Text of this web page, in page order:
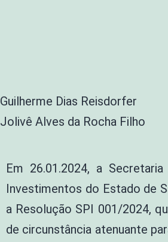
Guilherme Dias Reisdorfer
Jolivê Alves da Rocha Filho
Em 26.01.2024, a
Investimentos do Estado de
a Resolução SPI 001/2024,
de circunstância atenuante